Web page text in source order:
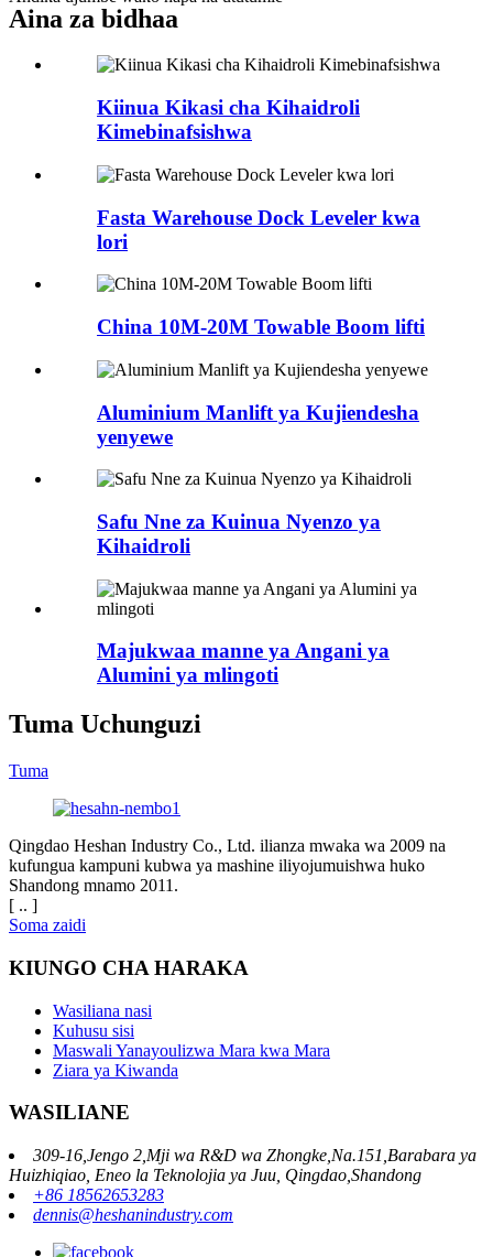
Aina za bidhaa
Kiinua Kikasi cha Kihaidroli
Kimebinafsishwa
Fasta Warehouse Dock Leveler kwa
lori
China 10M-20M Towable Boom lifti
Aluminium Manlift ya Kujiendesha
yenyewe
Safu Nne za Kuinua Nyenzo ya
Kihaidroli
Majukwaa manne ya Angani ya
Alumini ya mlingoti
Tuma Uchunguzi
Tuma
Qingdao Heshan Industry Co., Ltd. ilianza mwaka wa 2009 na
kufungua kampuni kubwa ya mashine iliyojumuishwa huko
Shandong mnamo 2011.
[ .. ]
Soma zaidi
KIUNGO CHA HARAKA
Wasiliana nasi
Kuhusu sisi
Maswali Yanayoulizwa Mara kwa Mara
Ziara ya Kiwanda
WASILIANE
309-16,Jengo 2,Mji wa R&D wa Zhongke,Na.151,Barabara ya
Huizhiqiao, Eneo la Teknolojia ya Juu, Qingdao,Shandong
+86 18562653283
dennis@heshanindustry.com